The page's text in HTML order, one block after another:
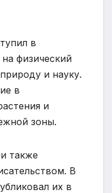
в
физический
и науку.
в
и
зоны.
также
В
их в